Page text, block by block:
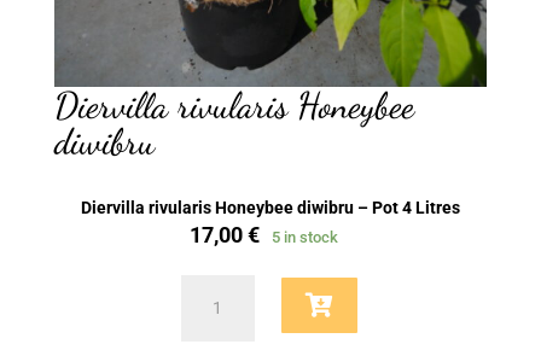
Diervilla rivularis Honeybee
diwibru
Diervilla rivularis Honeybee diwibru – Pot 4 Litres
17,00€ 5 in stock
rivularis